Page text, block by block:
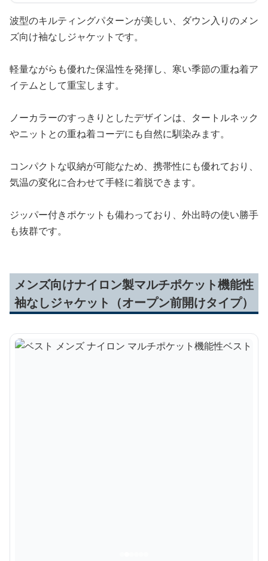
波型のキルティングパターンが美しい、ダウン入りのメン
ズ向け袖なしジャケットです。
軽量ながらも優れた保温性を発揮し、寒い季節の重ね着ア
イテムとして重宝します。
ノーカラーのすっきりとしたデザインは、タートルネック
やニットとの重ね着コーデにも自然に馴染みます。
コンパクトな収納が可能なため、携帯性にも優れており、
気温の変化に合わせて手軽に着脱できます。
ジッパー付きポケットも備わっており、外出時の使い勝手
も抜群です。
メンズ向けナイロン製マルチポケット機能性
袖なしジャケット（オープン前開けタイプ）